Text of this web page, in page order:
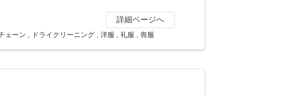
詳細ページへ
ェーン ドライクリーニング 洋服 礼服 喪服